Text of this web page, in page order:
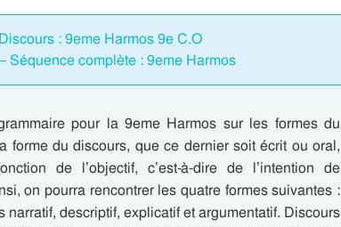
: 9eme Harmos 9e C.O
Séquence complète : 9eme Harmos
pour la 9eme Harmos sur les formes du
forme du discours, que ce dernier soit écrit ou oral,
de l’objectif, c’est-à-dire de l’intention de
on pourra rencontrer les quatre formes suivantes :
narratif, descriptif, explicatif et argumentatif. Discours